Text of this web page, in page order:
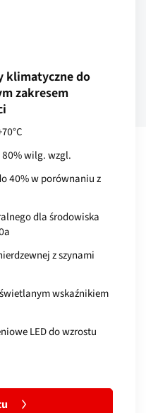
klimatyczne do
zakresem
wilg. wzgl.
40% w porównaniu z
dla środowiska
z szynami
wskaźnikiem
LED do wzrostu